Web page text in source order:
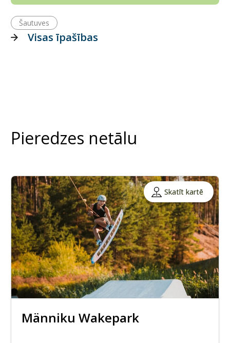
Šautuves
Visas īpašības
Pieredzes netālu
Skatīt kartē
Männiku Wakepark